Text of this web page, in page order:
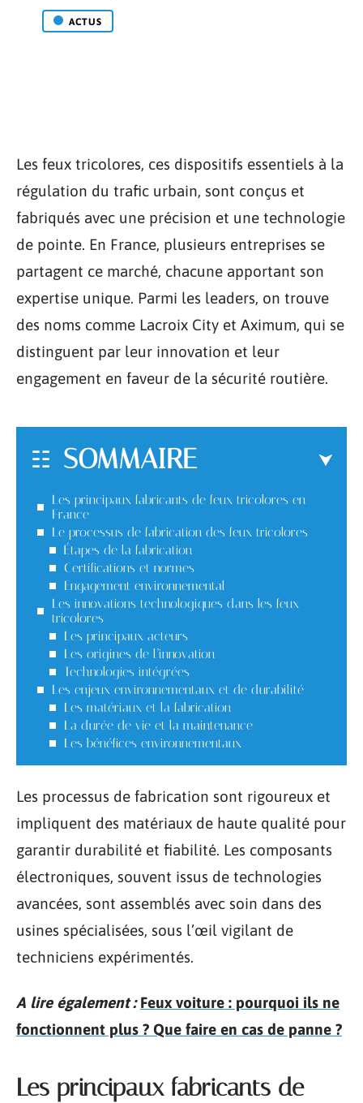
ACTUS
Les feux tricolores, ces dispositifs essentiels à la
régulation du trafic urbain, sont conçus et
fabriqués avec une précision et une technologie
de pointe. En France, plusieurs entreprises se
partagent ce marché, chacune apportant son
expertise unique. Parmi les leaders, on trouve
des noms comme Lacroix City et Aximum, qui se
distinguent par leur innovation et leur
engagement en faveur de la sécurité routière.
SOMMAIRE
Les principaux fabricants de feux tricolores en
France
Le processus de fabrication des feux tricolores
Étapes de la fabrication
Certifications et normes
Engagement environnemental
Les innovations technologiques dans les feux
tricolores
Les principaux acteurs
Les origines de l’innovation
Technologies intégrées
Les enjeux environnementaux et de durabilité
Les matériaux et la fabrication
La durée de vie et la maintenance
Les bénéfices environnementaux
Les processus de fabrication sont rigoureux et
impliquent des matériaux de haute qualité pour
garantir durabilité et fiabilité. Les composants
électroniques, souvent issus de technologies
avancées, sont assemblés avec soin dans des
usines spécialisées, sous l’œil vigilant de
techniciens expérimentés.
A lire également : Feux voiture : pourquoi ils ne
fonctionnent plus ? Que faire en cas de panne ?
Les principaux fabricants de